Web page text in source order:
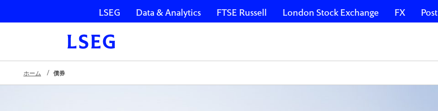
ナビゲーションをスキップ
LSEG Data & Analytics FTSE Russell London Stock Exchange FX
ホーム 債券